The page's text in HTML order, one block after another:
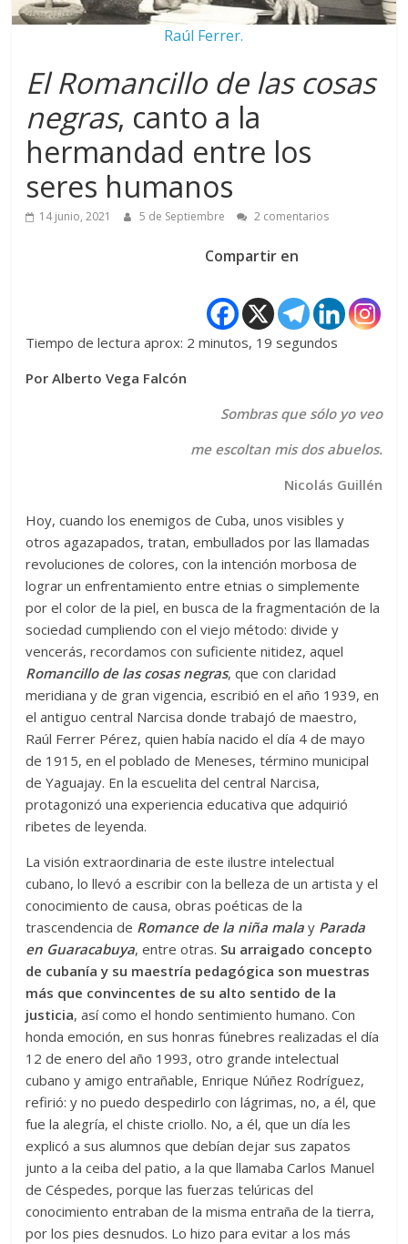
Raúl Ferrer.
El Romancillo de las cosas
negras, canto a la
hermandad entre los
seres humanos
14 junio, 2021 5 de Septiembre 2 comentarios
Compartir en
Tiempo de lectura aprox: 2 minutos, 19 segundos
Por Alberto Vega Falcón
Sombras que sólo yo veo
me escoltan mis dos abuelos.
Nicolás Guillén
Hoy, cuando los enemigos de Cuba, unos visibles y
otros agazapados, tratan, embullados por las llamadas
revoluciones de colores, con la intención morbosa de
lograr un enfrentamiento entre etnias o simplemente
por el color de la piel, en busca de la fragmentación de la
sociedad cumpliendo con el viejo método: divide y
vencerás, recordamos con suficiente nitidez, aquel
Romancillo de las cosas negras, que con claridad
meridiana y de gran vigencia, escribió en el año 1939, en
el antiguo central Narcisa donde trabajó de maestro,
Raúl Ferrer Pérez, quien había nacido el día 4 de mayo
de 1915, en el poblado de Meneses, término municipal
de Yaguajay. En la escuelita del central Narcisa,
protagonizó una experiencia educativa que adquirió
ribetes de leyenda.
La visión extraordinaria de este ilustre intelectual
cubano, lo llevó a escribir con la belleza de un artista y el
conocimiento de causa, obras poéticas de la
trascendencia de Romance de la niña mala y Parada
en Guaracabuya, entre otras. Su arraigado concepto
de cubanía y su maestría pedagógica son muestras
más que convincentes de su alto sentido de la
justicia, así como el hondo sentimiento humano. Con
honda emoción, en sus honras fúnebres realizadas el día
12 de enero del año 1993, otro grande intelectual
cubano y amigo entrañable, Enrique Núñez Rodríguez,
refirió: y no puedo despedirlo con lágrimas, no, a él, que
fue la alegría, el chiste criollo. No, a él, que un día les
explicó a sus alumnos que debían dejar sus zapatos
junto a la ceiba del patio, a la que llamaba Carlos Manuel
de Céspedes, porque las fuerzas telúricas del
conocimiento entraban de la misma entraña de la tierra,
por los pies desnudos. Lo hizo para evitar a los más